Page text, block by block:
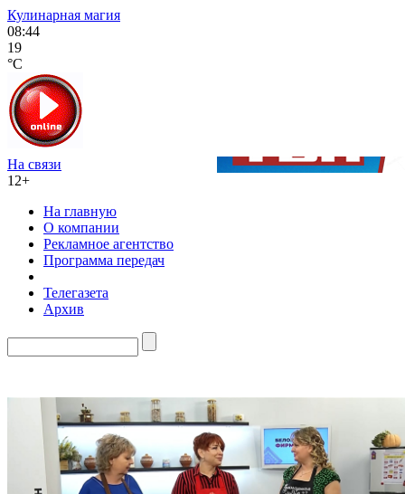
Кулинарная магия
08:44
19
°C
На связи
12+
На главную
О компании
Рекламное агентство
Программа передач
Телегазета
Архив